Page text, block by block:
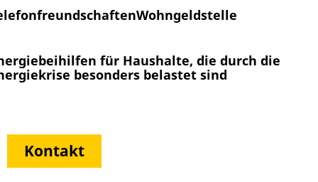
Wohngeldstelle
für Haushalte, die durch die
besonders belastet sind
Kontakt